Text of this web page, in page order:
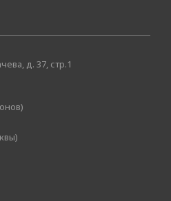
д. 37, стр.1